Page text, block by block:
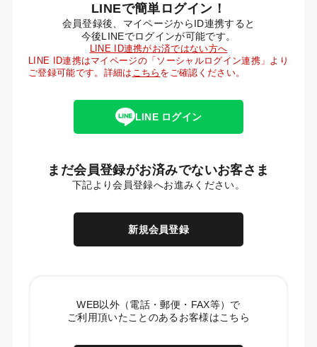
LINEで簡単ログイン！
会員登録後、マイページからID連携すると
今後LINEでログインが可能です。
LINE ID連携がお済ではない方へ
LINE ID連携はマイページの「ソーシャルログイン連携」より
ご登録可能です。詳細は こちら をご確認ください。
LINE ログイン
まだ会員登録がお済みでないお客さま
下記より会員登録へお進みください。
新規会員登録
WEB以外（電話・郵便・FAX等）で
ご利用頂いたことのあるお客様はこちら